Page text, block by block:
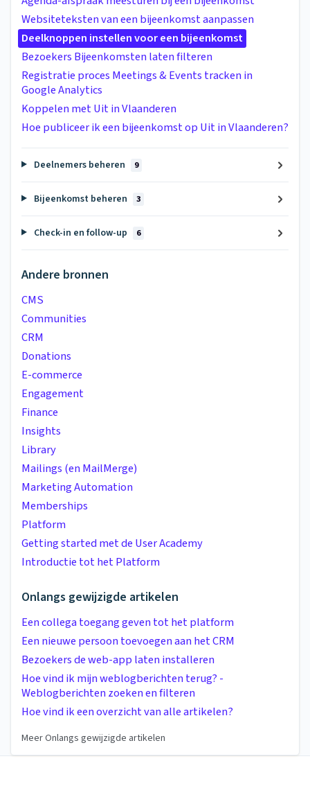
Websiteteksten van een bijeenkomst aanpassen
Deelknoppen instellen voor een bijeenkomst
Bezoekers Bijeenkomsten laten filteren
Registratie proces Meetings & Events tracken in
Google Analytics
Koppelen met Uit in Vlaanderen
Hoe publiceer ik een bijeenkomst op Uit in Vlaanderen?
Deelnemers beheren 9
Bijeenkomst beheren 3
Check-in en follow-up 6
Andere bronnen
CMS
Communities
CRM
Donations
E-commerce
Engagement
Finance
Insights
Library
Mailings (en MailMerge)
Marketing Automation
Memberships
Platform
Getting started met de User Academy
Introductie tot het Platform
Onlangs gewijzigde artikelen
Een collega toegang geven tot het platform
Een nieuwe persoon toevoegen aan het CRM
Bezoekers de web-app laten installeren
Hoe vind ik mijn weblogberichten terug? -
Weblogberichten zoeken en filteren
Hoe vind ik een overzicht van alle artikelen?
Meer Onlangs gewijzigde artikelen